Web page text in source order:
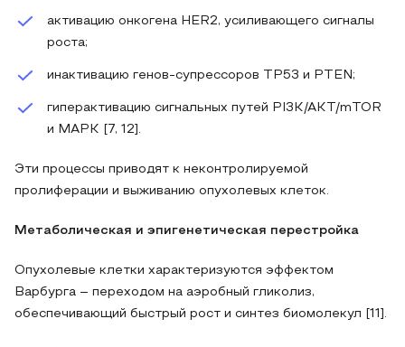
активацию онкогена HER2, усиливающего сигналы
роста;
инактивацию генов-супрессоров TP53 и PTEN;
гиперактивацию сигнальных путей PI3K/AKT/mTOR
и MAPK [7, 12].
Эти процессы приводят к неконтролируемой
пролиферации и выживанию опухолевых клеток.
Метаболическая и эпигенетическая перестройка
Опухолевые клетки характеризуются эффектом
Варбурга – переходом на аэробный гликолиз,
обеспечивающий быстрый рост и синтез биомолекул [11].